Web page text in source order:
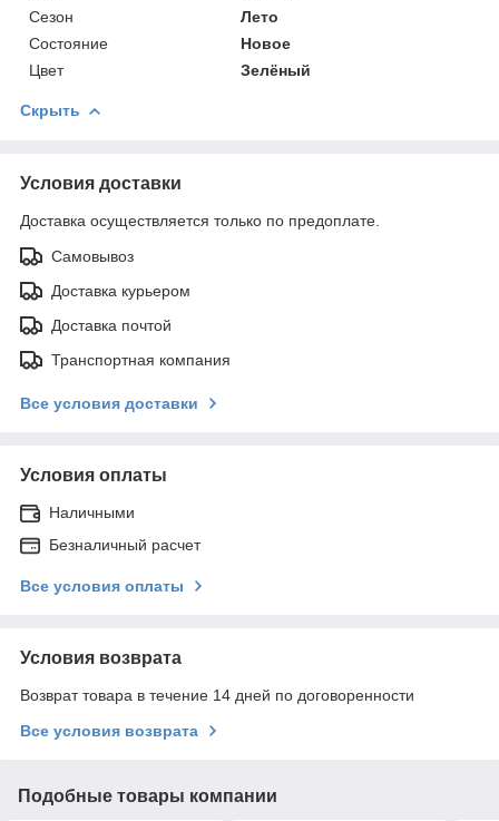
Сезон
Лето
Состояние
Новое
Цвет
Зелёный
Скрыть
Условия доставки
Доставка осуществляется только по предоплате.
Самовывоз
Доставка курьером
Доставка почтой
Транспортная компания
Все условия доставки
Условия оплаты
Наличными
Безналичный расчет
Все условия оплаты
Условия возврата
Возврат товара в течение 14 дней по договоренности
Все условия возврата
Подобные товары компании